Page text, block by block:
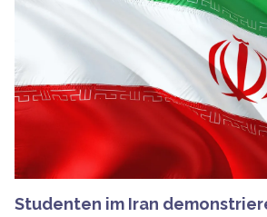
Studenten im Iran